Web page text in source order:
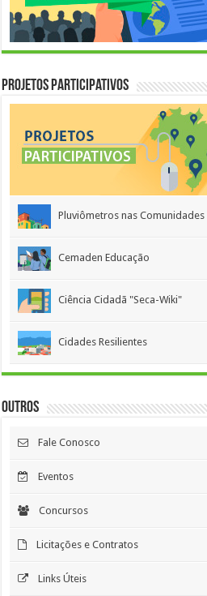
Projetos Participativos
Pluviômetros nas Comunidades
Cemaden Educação
Ciência Cidadã "Seca-Wiki"
Cidades Resilientes
Outros
Fale Conosco
Eventos
Concursos
Licitações e Contratos
Links Úteis